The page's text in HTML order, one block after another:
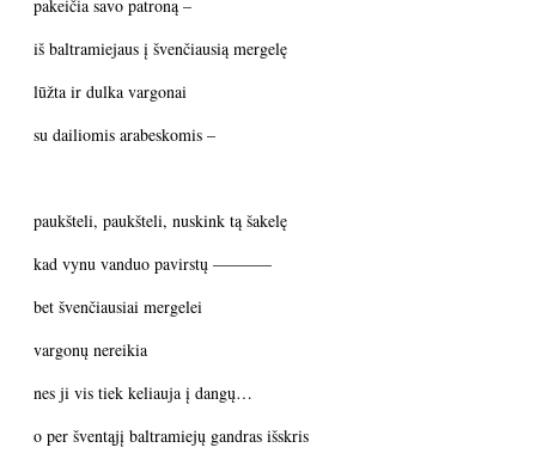
pakeičia savo patroną –
iš baltramiejaus į švenčiausią mergelę
lūžta ir dulka vargonai
su dailiomis arabeskomis –
paukšteli, paukšteli, nuskink tą šakelę
kad vynu vanduo pavirstų ———–
bet švenčiausiai mergelei
vargonų nereikia
nes ji vis tiek keliauja į dangų…
o per šventąjį baltramiejų gandras išskris